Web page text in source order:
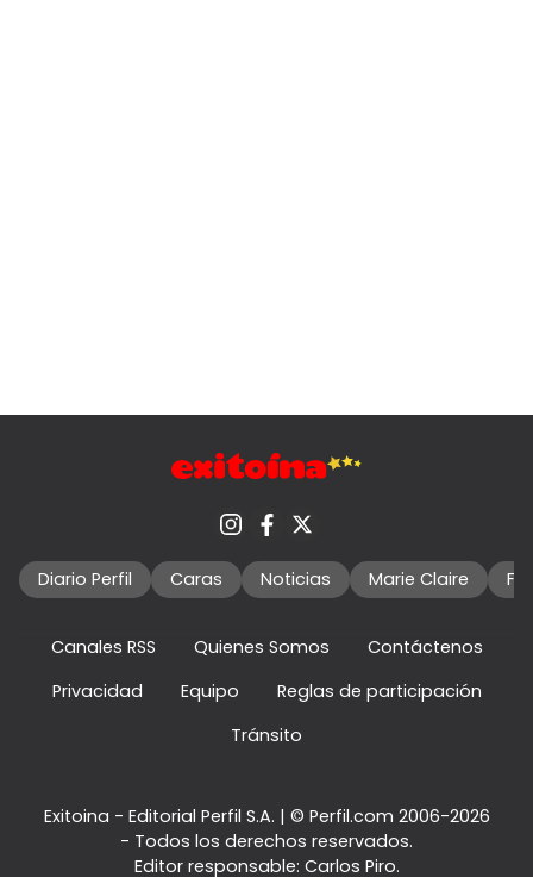
Diario Perfil Caras Noticias Marie Claire
Canales RSS Quienes Somos
Contáctenos
Privacidad
Equipo
Reglas de participación
Tránsito
Exitoina - Editorial Perfil S.A. | © Perfil.com 2006-2026
- Todos los derechos reservados.
Editor responsable: Carlos Piro.